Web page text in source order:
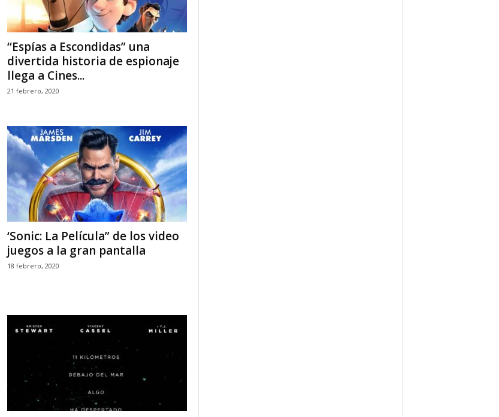
‘‘Espías a Escondidas” una
divertida historia de espionaje
llega a Cines...
21 febrero, 2020
‘Sonic: La Película” de los video
juegos a la gran pantalla
18 febrero, 2020